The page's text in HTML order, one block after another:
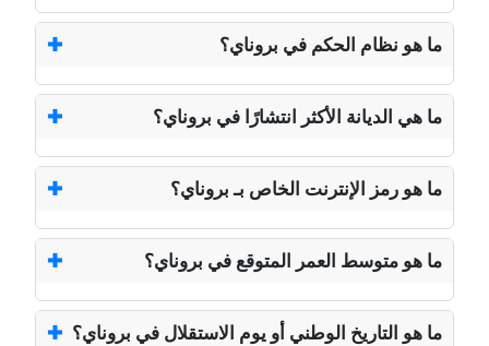
ما هو نظام الحكم في بروناي؟
ما هي الديانة الأكثر انتشارًا في بروناي؟
ما هو رمز الإنترنت الخاص بـ بروناي؟
ما هو متوسط العمر المتوقع في بروناي؟
ما هو التاريخ الوطني أو يوم الاستقلال في بروناي؟